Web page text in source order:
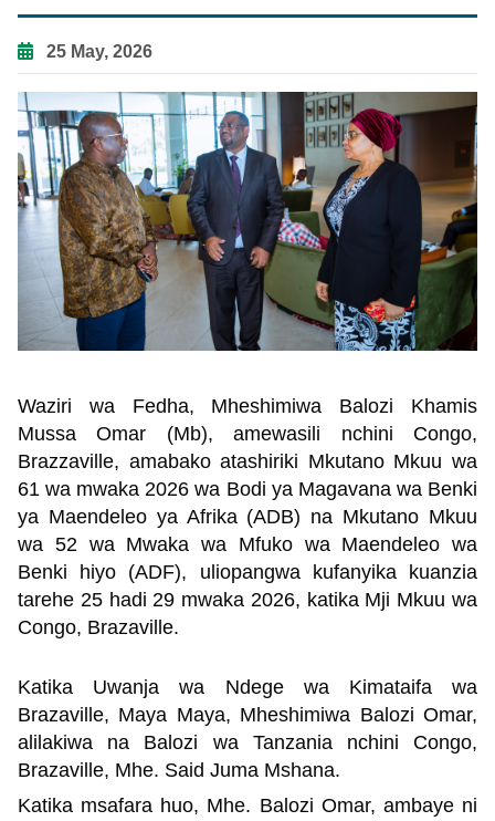
25 May, 2026
Waziri wa Fedha, Mheshimiwa Balozi Khamis
Mussa Omar (Mb), amewasili nchini Congo,
Brazzaville, amabako atashiriki Mkutano Mkuu wa
61 wa mwaka 2026 wa Bodi ya Magavana wa Benki
ya Maendeleo ya Afrika (ADB) na Mkutano Mkuu
wa 52 wa Mwaka wa Mfuko wa Maendeleo wa
Benki hiyo (ADF), uliopangwa kufanyika kuanzia
tarehe 25 hadi 29 mwaka 2026, katika Mji Mkuu wa
Congo, Brazaville.
Katika Uwanja wa Ndege wa Kimataifa wa
Brazaville, Maya Maya, Mheshimiwa Balozi Omar,
alilakiwa na Balozi wa Tanzania nchini Congo,
Brazaville, Mhe. Said Juma Mshana.
Katika msafara huo, Mhe. Balozi Omar, ambaye ni